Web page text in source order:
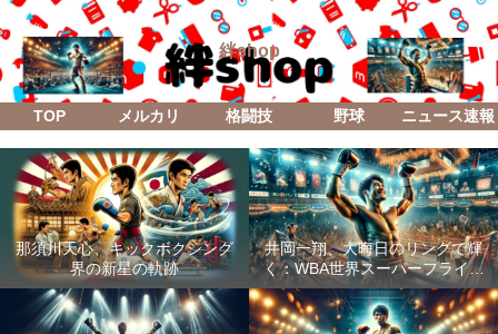
絆shop
TOP メルカリ 格闘技 野球 ニュース速報
那須川天心、キックボクシング
界の新星の軌跡
井岡一翔、大晦日のリングで輝
く：WBA世界スーパーフライ級
防衛戦「Lifetime Boxing Fights
18」